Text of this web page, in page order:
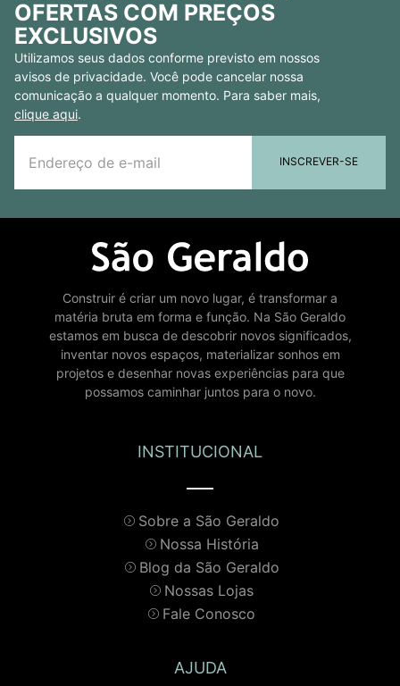
OFERTAS COM PREÇOS
EXCLUSIVOS
Utilizamos seus dados conforme previsto em nossos
avisos de privacidade. Você pode cancelar nossa
comunicação a qualquer momento. Para saber mais,
clique aqui.
INSCREVER-SE
Construir é criar um novo lugar, é transformar a
matéria bruta em forma e função. Na São Geraldo
estamos em busca de descobrir novos significados,
inventar novos espaços, materializar sonhos em
projetos e desenhar novas experiências para que
possamos caminhar juntos para o novo.
INSTITUCIONAL
Sobre a São Geraldo
Nossa História
Blog da São Geraldo
Nossas Lojas
Fale Conosco
AJUDA